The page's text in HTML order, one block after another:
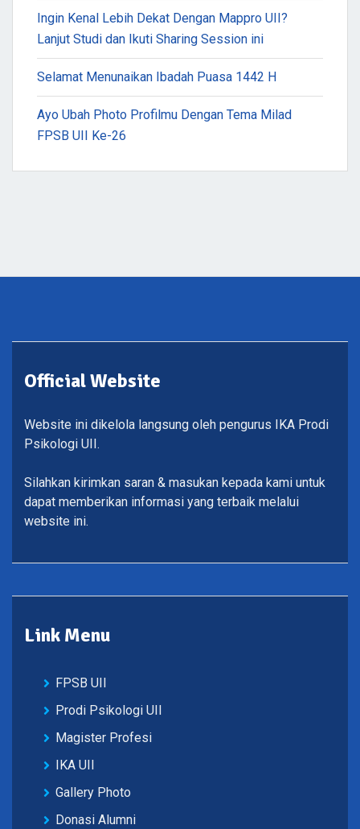
Ingin Kenal Lebih Dekat Dengan Mappro UII?
Lanjut Studi dan Ikuti Sharing Session ini
Selamat Menunaikan Ibadah Puasa 1442 H
Ayo Ubah Photo Profilmu Dengan Tema Milad
FPSB UII Ke-26
Official Website
Website ini dikelola langsung oleh pengurus IKA Prodi
Psikologi UII.
Silahkan kirimkan saran & masukan kepada kami untuk
dapat memberikan informasi yang terbaik melalui
website ini.
Link Menu
FPSB UII
Prodi Psikologi UII
Magister Profesi
IKA UII
Gallery Photo
Donasi Alumni